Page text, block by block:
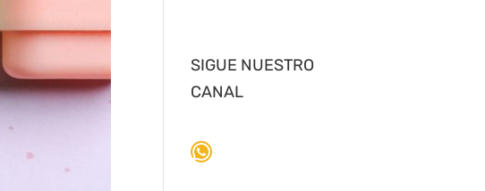
SIGUE NUESTRO
CANAL
WhatsApp